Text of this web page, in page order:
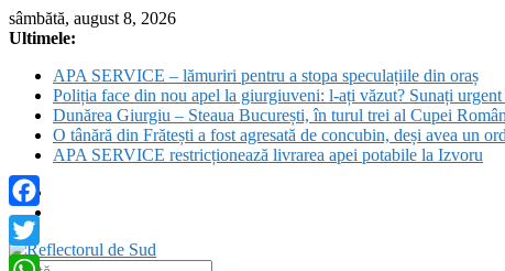
Skip
to
sâmbătă, august 8, 2026
Ultimele:
APA SERVICE – lămuriri pentru a stopa speculațiile din oraș
Poliția face din nou apel la giurgiuveni: l-ați văzut? Sunați urgent
Dunărea Giurgiu – Steaua București, în turul trei al Cupei
O tânără din Frătești a fost agresată de concubin, deși avea un
APA SERVICE restricționează livrarea apei potabile la Izvoru
Facebook
Twitter